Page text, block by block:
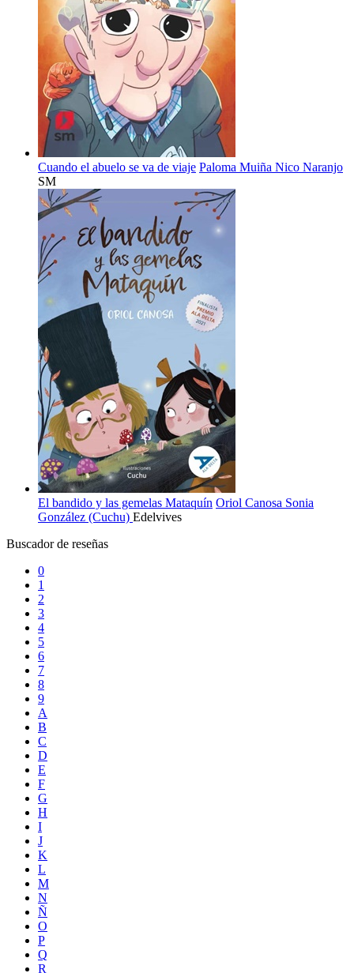
Cuando el abuelo se va de viaje Paloma Muiña Nico Naranjo
SM
El bandido y las gemelas Mataquín Oriol Canosa Sonia
González (Cuchu) Edelvives
Buscador de reseñas
0
1
2
3
4
5
6
7
8
9
A
B
C
D
E
F
G
H
I
J
K
L
M
N
Ñ
O
P
Q
R